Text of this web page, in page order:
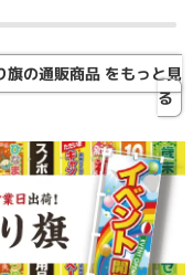
旗の通販商品 をもっと見
る